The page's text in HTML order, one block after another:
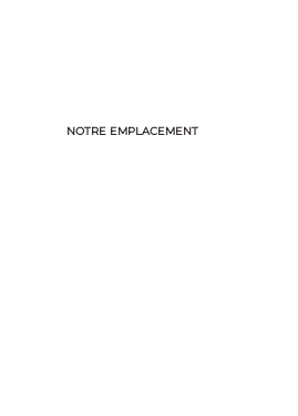
NOTRE EMPLACEMENT